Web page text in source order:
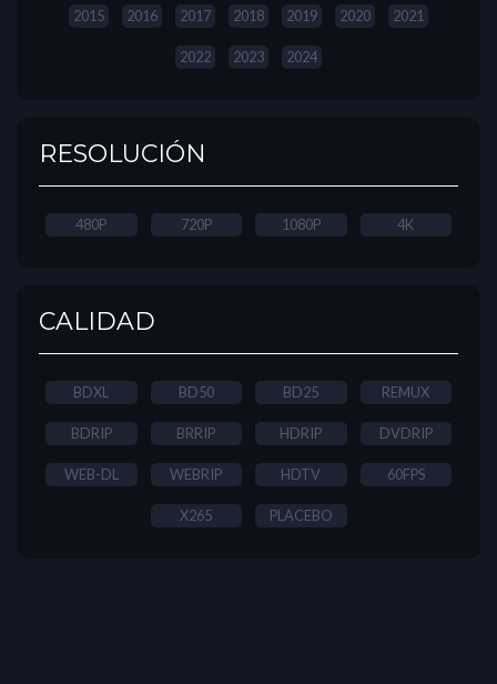
2015 2016 2017 2018 2019 2020 2021
2022 2023 2024
RESOLUCIÓN
480P 720P 1080P 4K
CALIDAD
BDXL BD50 BD25 REMUX
BDRIP BRRIP HDRIP DVDRIP
WEB-DL WEBRIP HDTV 60FPS
X265 PLACEBO